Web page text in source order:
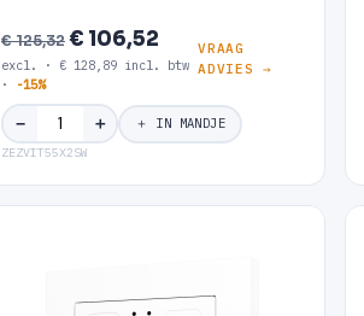
€ 125,32€ 106,52
excl. · € 128,89 incl. btw
·
-15%
VRAAG
ADVIES →
− ＋ ＋ IN MANDJE
ZEZVIT55X2SW